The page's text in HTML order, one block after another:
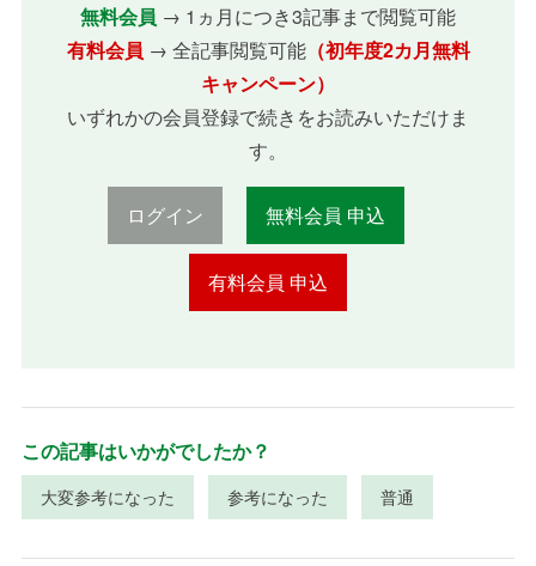
無料会員 → 1ヵ月につき3記事まで閲覧可能
有料会員 → 全記事閲覧可能（初年度2カ月無料
キャンペーン）
いずれかの会員登録で続きをお読みいただけま
す。
ログイン 無料会員 申込
有料会員 申込
この記事はいかがでしたか？
大変参考になった 参考になった 普通